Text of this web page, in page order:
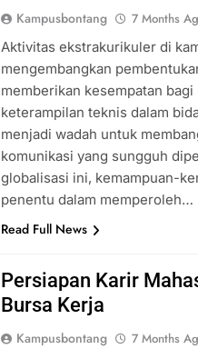
Kampusbontang 7 Months
Aktivitas ekstrakurikuler di
mengembangkan
memberikan kesempatan
keterampilan teknis dalam
menjadi wadah untuk
komunikasi yang sungguh
globalisasi ini, kemampuan-
penentu dalam memperoleh…
Read Full News
Persiapan Karir
Bursa Kerja
Kampusbontang 7 Months